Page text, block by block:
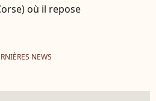
où il repose
NEWS